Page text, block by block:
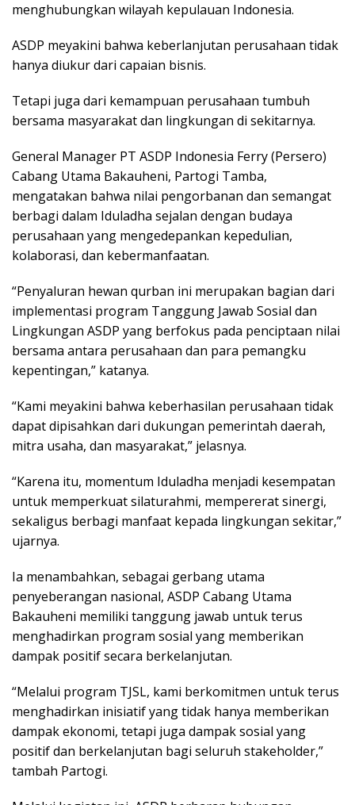
menghubungkan wilayah kepulauan Indonesia.
ASDP meyakini bahwa keberlanjutan perusahaan tidak
hanya diukur dari capaian bisnis.
Tetapi juga dari kemampuan perusahaan tumbuh
bersama masyarakat dan lingkungan di sekitarnya.
General Manager PT ASDP Indonesia Ferry (Persero)
Cabang Utama Bakauheni, Partogi Tamba,
mengatakan bahwa nilai pengorbanan dan semangat
berbagi dalam Iduladha sejalan dengan budaya
perusahaan yang mengedepankan kepedulian,
kolaborasi, dan kebermanfaatan.
“Penyaluran hewan qurban ini merupakan bagian dari
implementasi program Tanggung Jawab Sosial dan
Lingkungan ASDP yang berfokus pada penciptaan nilai
bersama antara perusahaan dan para pemangku
kepentingan,” katanya.
“Kami meyakini bahwa keberhasilan perusahaan tidak
dapat dipisahkan dari dukungan pemerintah daerah,
mitra usaha, dan masyarakat,” jelasnya.
“Karena itu, momentum Iduladha menjadi kesempatan
untuk memperkuat silaturahmi, mempererat sinergi,
sekaligus berbagi manfaat kepada lingkungan sekitar,”
ujarnya.
Ia menambahkan, sebagai gerbang utama
penyeberangan nasional, ASDP Cabang Utama
Bakauheni memiliki tanggung jawab untuk terus
menghadirkan program sosial yang memberikan
dampak positif secara berkelanjutan.
“Melalui program TJSL, kami berkomitmen untuk terus
menghadirkan inisiatif yang tidak hanya memberikan
dampak ekonomi, tetapi juga dampak sosial yang
positif dan berkelanjutan bagi seluruh stakeholder,”
tambah Partogi.